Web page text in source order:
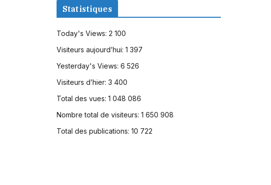
Statistiques
Today's Views: 2 100
Visiteurs aujourd’hui: 1 397
Yesterday's Views: 6 526
Visiteurs d’hier: 3 400
Total des vues: 1 048 086
Nombre total de visiteurs: 1 650 908
Total des publications: 10 722